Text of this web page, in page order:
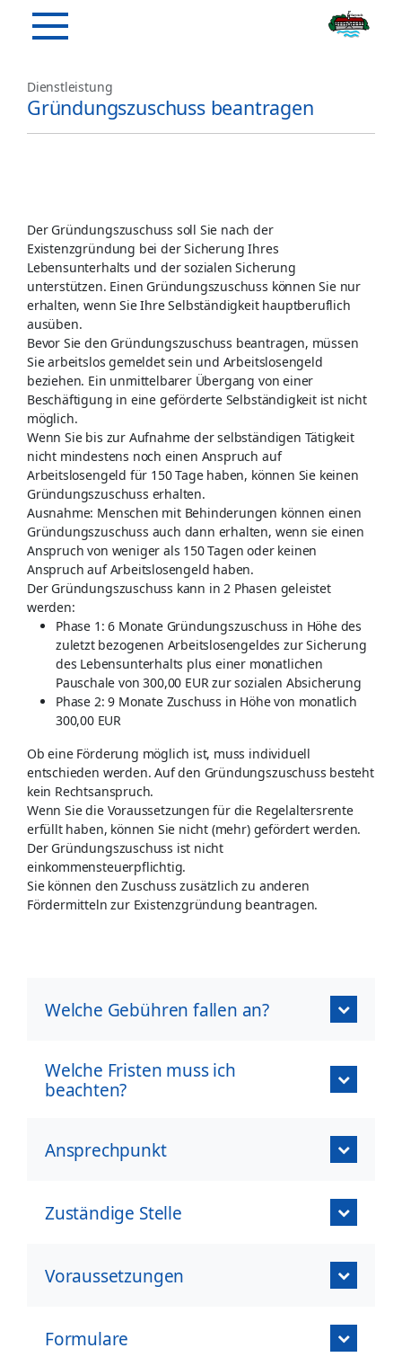
Dienstleistung
Gründungszuschuss beantragen
Der Gründungszuschuss soll Sie nach der
Existenzgründung bei der Sicherung Ihres
Lebensunterhalts und der sozialen Sicherung
unterstützen. Einen Gründungszuschuss können Sie nur
erhalten, wenn Sie Ihre Selbständigkeit hauptberuflich
ausüben.
Bevor Sie den Gründungszuschuss beantragen, müssen
Sie arbeitslos gemeldet sein und Arbeitslosengeld
beziehen. Ein unmittelbarer Übergang von einer
Beschäftigung in eine geförderte Selbständigkeit ist nicht
möglich.
Wenn Sie bis zur Aufnahme der selbständigen Tätigkeit
nicht mindestens noch einen Anspruch auf
Arbeitslosengeld für 150 Tage haben, können Sie keinen
Gründungszuschuss erhalten.
Ausnahme: Menschen mit Behinderungen können einen
Gründungszuschuss auch dann erhalten, wenn sie einen
Anspruch von weniger als 150 Tagen oder keinen
Anspruch auf Arbeitslosengeld haben.
Der Gründungszuschuss kann in 2 Phasen geleistet
werden:
Phase 1: 6 Monate Gründungszuschuss in Höhe des
zuletzt bezogenen Arbeitslosengeldes zur Sicherung
des Lebensunterhalts plus einer monatlichen
Pauschale von 300,00 EUR zur sozialen Absicherung
Phase 2: 9 Monate Zuschuss in Höhe von monatlich
300,00 EUR
Ob eine Förderung möglich ist, muss individuell
entschieden werden. Auf den Gründungszuschuss besteht
kein Rechtsanspruch.
Wenn Sie die Voraussetzungen für die Regelaltersrente
erfüllt haben, können Sie nicht (mehr) gefördert werden.
Der Gründungszuschuss ist nicht
einkommensteuerpflichtig.
Sie können den Zuschuss zusätzlich zu anderen
Fördermitteln zur Existenzgründung beantragen.
Welche Gebühren fallen an?
Welche Fristen muss ich
beachten?
Ansprechpunkt
Zuständige Stelle
Voraussetzungen
Formulare